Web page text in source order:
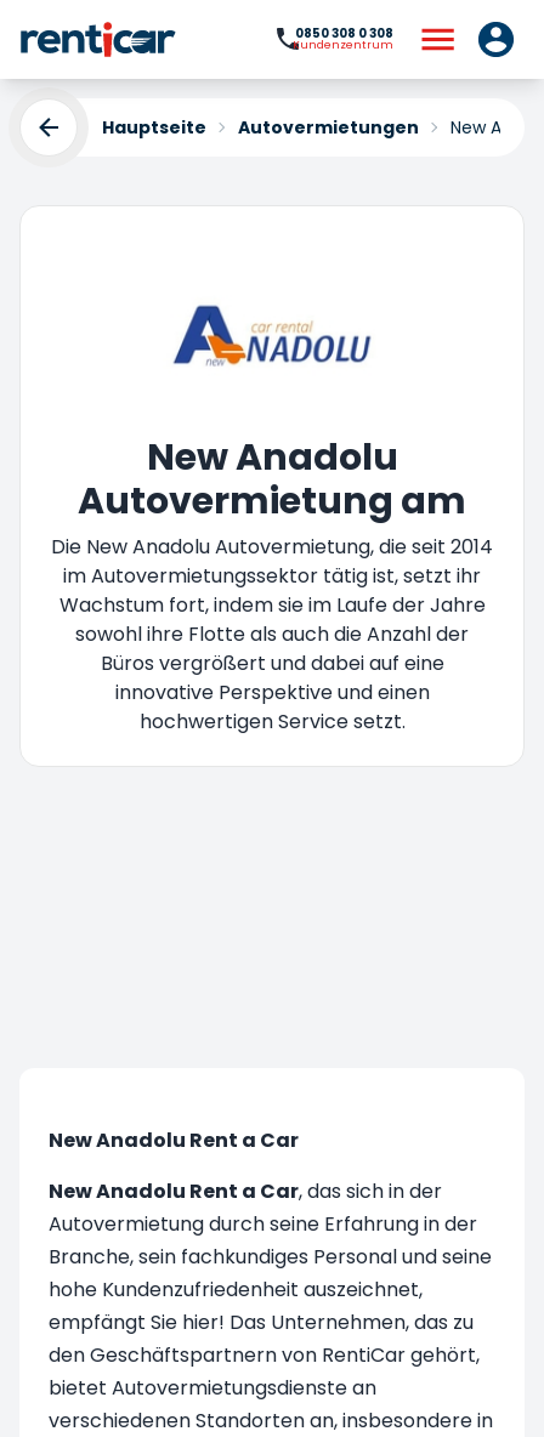
0850 308 0 308
Kundenzentrum
Hauptseite Autovermietungen New
New Anadolu
Autovermietung am
Die New Anadolu Autovermietung, die seit 2014
im Autovermietungssektor tätig ist, setzt ihr
Wachstum fort, indem sie im Laufe der Jahre
sowohl ihre Flotte als auch die Anzahl der
Büros vergrößert und dabei auf eine
innovative Perspektive und einen
hochwertigen Service setzt.
New Anadolu Rent a Car
New Anadolu Rent a Car, das sich in der
Autovermietung durch seine Erfahrung in der
Branche, sein fachkundiges Personal und seine
hohe Kundenzufriedenheit auszeichnet,
empfängt Sie hier! Das Unternehmen, das zu
den Geschäftspartnern von RentiCar gehört,
bietet Autovermietungsdienste an
verschiedenen Standorten an, insbesondere in